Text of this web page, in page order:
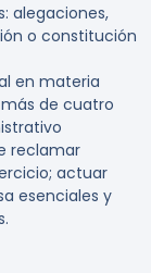
alegaciones,
o constitución
en materia
de cuatro
reclamar
actuar
esenciales y